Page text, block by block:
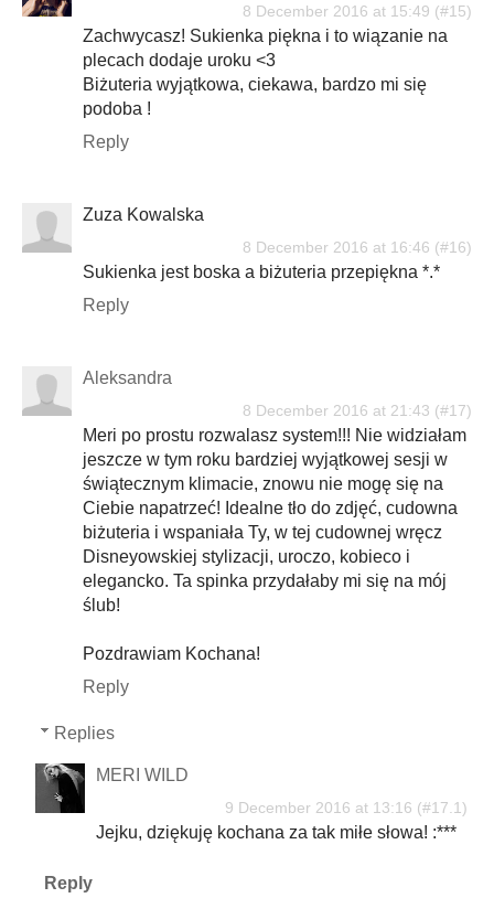
8 December 2016 at 15:49
Zachwycasz! Sukienka piękna i to wiązanie na
plecach dodaje uroku <3
Biżuteria wyjątkowa, ciekawa, bardzo mi się
podoba !
Reply
Zuza Kowalska
8 December 2016 at 16:46
Sukienka jest boska a biżuteria przepiękna *.*
Reply
Aleksandra
8 December 2016 at 21:43
Meri po prostu rozwalasz system!!! Nie widziałam
jeszcze w tym roku bardziej wyjątkowej sesji w
świątecznym klimacie, znowu nie mogę się na
Ciebie napatrzeć! Idealne tło do zdjęć, cudowna
biżuteria i wspaniała Ty, w tej cudownej wręcz
Disneyowskiej stylizacji, uroczo, kobieco i
elegancko. Ta spinka przydałaby mi się na mój
ślub!
Pozdrawiam Kochana!
Reply
Replies
MERI WILD
9 December 2016 at 13:16
Jejku, dziękuję kochana za tak miłe słowa! :***
Reply